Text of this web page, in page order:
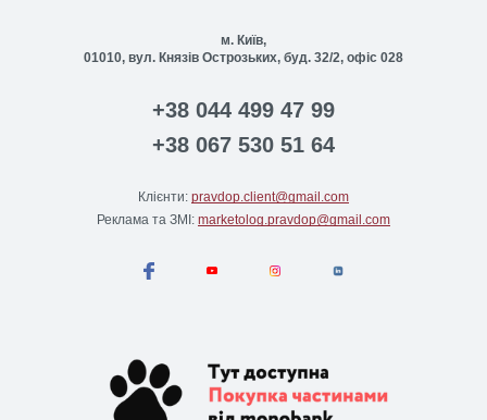
м. Київ,
01010, вул. Князів Острозьких, буд. 32/2, офіс 028
+38 044 499 47 99
+38 067 530 51 64
Клієнти: pravdop.client@gmail.com
Реклама та ЗМІ: marketolog.pravdop@gmail.com